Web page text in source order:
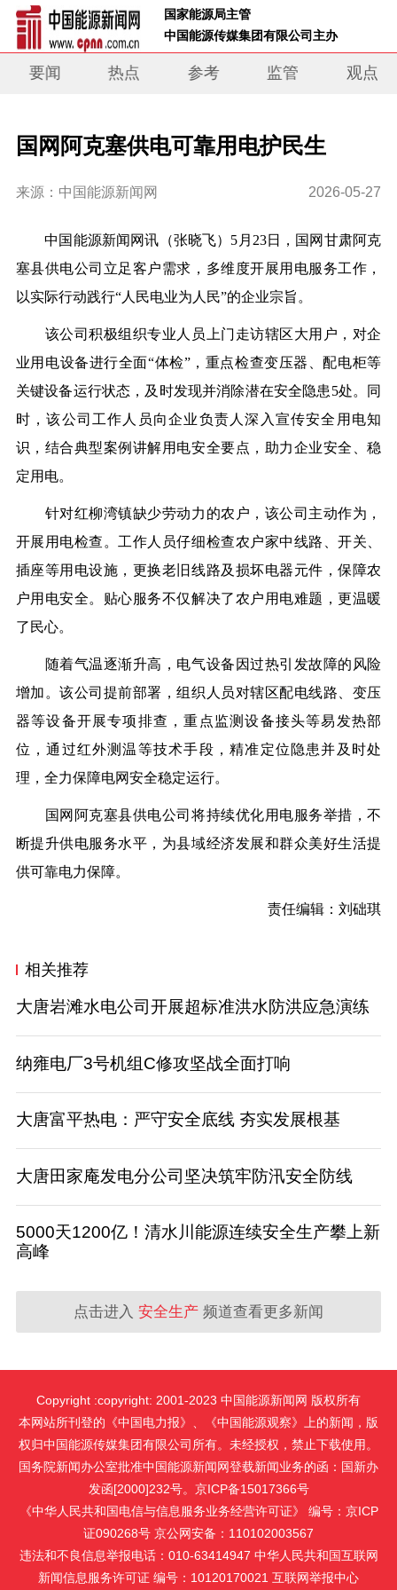
国家能源局主管
中国能源传媒集团有限公司主办
要闻 热点 参考 监管 观点
国网阿克塞供电可靠用电护民生
来源：中国能源新闻网 2026-05-27
中国能源新闻网讯 （张晓飞） 5月23日， 国网甘肃阿克
塞县供电公司立足客户需求，多维度开展用电服务工作，
以实际行动践行“人民电业为人民”的企业宗旨。
该公司积极组织专业人员上门走访辖区大用户，对企
业用电设备进行全面“体检”，重点检查变压器、配电柜等
关键设备运行状态，及时发现并消除潜在安全隐患5处。同
时，该公司工作人员向企业负责人深入宣传安全用电知
识，结合典型案例讲解用电安全要点，助力企业安全、稳
定用电。
针对红柳湾镇缺少劳动力的农户，该公司主动作为，
开展用电检查。工作人员仔细检查农户家中线路、开关、
插座等用电设施，更换老旧线路及损坏电器元件，保障农
户用电安全。贴心服务不仅解决了农户用电难题，更温暖
了民心。
随着气温逐渐升高，电气设备因过热引发故障的风险
增加。该公司提前部署，组织人员对辖区配电线路、变压
器等设备开展专项排查，重点监测设备接头等易发热部
位，通过红外测温等技术手段，精准定位隐患并及时处
理，全力保障电网安全稳定运行。
国网阿克塞县供电公司将持续优化用电服务举措，不
断提升供电服务水平，为县域经济发展和群众美好生活提
供可靠电力保障。
责任编辑：刘础琪
相关推荐
大唐岩滩水电公司开展超标准洪水防洪应急演练
纳雍电厂3号机组C修攻坚战全面打响
大唐富平热电：严守安全底线 夯实发展根基
大唐田家庵发电分公司坚决筑牢防汛安全防线
5000天1200亿！清水川能源连续安全生产攀上新
高峰
点击进入 安全生产 频道查看更多新闻
Copyright :copyright: 2001-2023 中国能源新闻网 版权所有
本网站所刊登的《中国电力报》、《中国能源观察》上的新闻，版
权归中国能源传媒集团有限公司所有。未经授权，禁止下载使用。
国务院新闻办公室批准中国能源新闻网登载新闻业务的函：国新办
发函[2000]232号。京ICP备15017366号
《中华人民共和国电信与信息服务业务经营许可证》 编号：京ICP
证090268号 京公网安备：110102003567
违法和不良信息举报电话：010-63414947 中华人民共和国互联网
新闻信息服务许可证 编号：10120170021 互联网举报中心